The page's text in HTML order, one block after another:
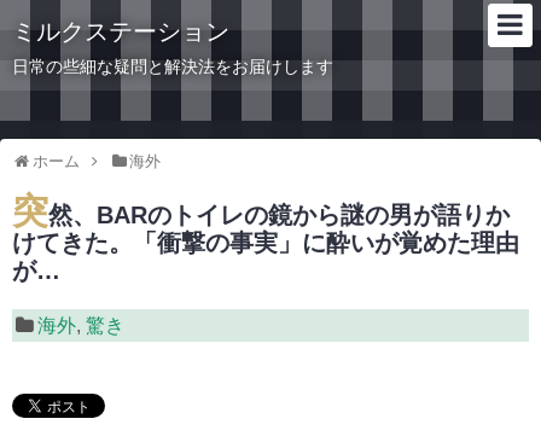
ミルクステーション
日常の些細な疑問と解決法をお届けします
ホーム 海外
突然、BARのトイレの鏡から謎の男が語りか
けてきた。「衝撃の事実」に酔いが覚めた理由
が…
海外, 驚き